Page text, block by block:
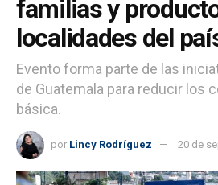
familias y
localidades del
Evento forma parte de las
de Guatemala para reducir los
básica.
por Lincy Rodríguez 20 de